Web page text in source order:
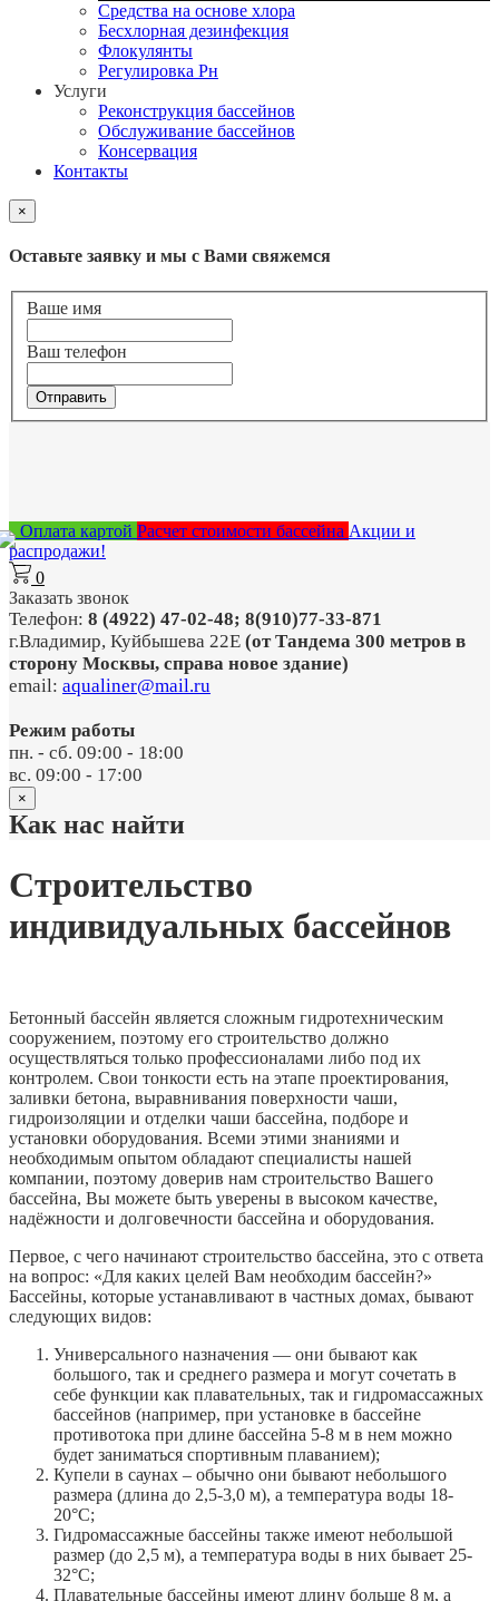
Средства на основе хлора
Бесхлорная дезинфекция
Флокулянты
Регулировка Рн
Услуги
Реконструкция бассейнов
Обслуживание бассейнов
Консервация
Контакты
×
Оставьте заявку и мы с Вами свяжемся
Ваше имя
Ваш телефон
Отправить
Оплата картой Расчет стоимости бассейна Акции и
распродажи!
0
Заказать звонок
Телефон: 8 (4922) 47-02-48; 8(910)77-33-871
г.Владимир, Куйбышева 22Е (от Тандема 300 метров в
сторону Москвы, справа новое здание)
email: aqualiner@mail.ru
Режим работы
пн. - сб. 09:00 - 18:00
вс. 09:00 - 17:00
×
Как нас найти
Строительство
индивидуальных бассейнов
Бетонный бассейн является сложным гидротехническим
сооружением, поэтому его строительство должно
осуществляться только профессионалами либо под их
контролем. Свои тонкости есть на этапе проектирования,
заливки бетона, выравнивания поверхности чаши,
гидроизоляции и отделки чаши бассейна, подборе и
установки оборудования. Всеми этими знаниями и
необходимым опытом обладают специалисты нашей
компании, поэтому доверив нам строительство Вашего
бассейна, Вы можете быть уверены в высоком качестве,
надёжности и долговечности бассейна и оборудования.
Первое, с чего начинают строительство бассейна, это с ответа
на вопрос: «Для каких целей Вам необходим бассейн?»
Бассейны, которые устанавливают в частных домах, бывают
следующих видов:
Универсального назначения — они бывают как
большого, так и среднего размера и могут сочетать в
себе функции как плавательных, так и гидромассажных
бассейнов (например, при установке в бассейне
противотока при длине бассейна 5-8 м в нем можно
будет заниматься спортивным плаванием);
Купели в саунах – обычно они бывают небольшого
размера (длина до 2,5-3,0 м), а температура воды 18-
20°С;
Гидромассажные бассейны также имеют небольшой
размер (до 2,5 м), а температура воды в них бывает 25-
32°С;
Плавательные бассейны имеют длину больше 8 м, а